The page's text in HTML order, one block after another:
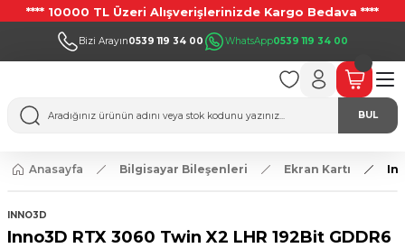
**** 10000 TL Üzeri Alışverişlerinizde Kargo Bedava ****
Bizi Arayın0539 119 34 00 WhatsApp0539 119 34 00
BUL
Anasayfa Bilgisayar Bileşenleri Ekran Kartı
INNO3D
Inno3D RTX 3060 Twin X2 LHR 192Bit GDDR6